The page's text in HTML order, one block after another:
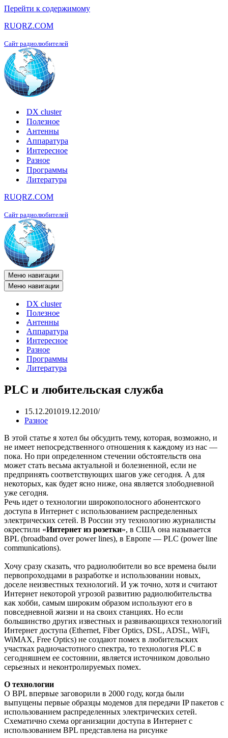
Перейти к содержимому
RUQRZ.COM
Сайт радиолюбителей
DX cluster
Полезное
Антенны
Аппаратура
Интересное
Разное
Программы
Литература
RUQRZ.COM
Сайт радиолюбителей
Меню навигации
Меню навигации
DX cluster
Полезное
Антенны
Аппаратура
Интересное
Разное
Программы
Литература
PLC и любительская служба
15.12.201019.12.2010
Разное
В этой статье я хотел бы обсудить тему, которая, возможно, и
не имеет непосредственного отношения к каждому из нас —
пока. Но при определенном стечении обстоятельств она
может стать весьма актуальной и болезненной, если не
предпринять соответствующих шагов уже сегодня. А для
некоторых, как будет ясно ниже, она является злободневной
уже сегодня.
Речь идет о технологии широкополосного абонентского
доступа в Интернет с использованием распределенных
электрических сетей. В России эту технологию журналисты
окрестили «Интернет из розетки», в США она называется
BPL (broadband over power lines), в Европе — PLC (power line
communications).
Хочу сразу сказать, что радиолюбители во все времена были
первопроходцами в разработке и использовании новых,
доселе неизвестных технологий. И уж точно, хотя и считают
Интернет некоторой угрозой развитию радиолюбительства
как хобби, самым широким образом используют его в
повседневной жизни и на своих станциях. Но если
большинство других известных и развивающихся технологий
Интернет доступа (Ethernet, Fiber Optics, DSL, ADSL, WiFi,
WiMAX, Free Optics) не создают помех в любительских
участках радиочастотного спектра, то технология PLC в
сегодняшнем ее состоянии, является источником довольно
серьезных и неконтролируемых помех.
О технологии
О BPL впервые заговорили в 2000 году, когда были
выпущены первые образцы модемов для передачи IP пакетов с
использованием распределенных электрических сетей.
Схематично схема организации доступа в Интернет с
использованием BPL представлена на рисунке